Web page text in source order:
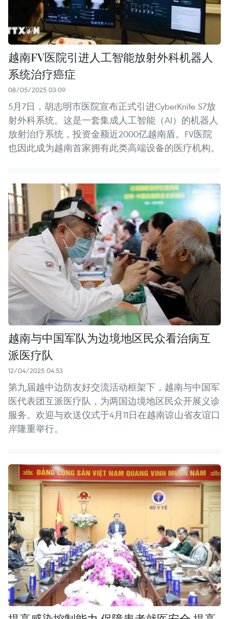
越南FV医院引进人工智能放射外科机器人
系统治疗癌症
08/05/2025 03:09
5月7日，胡志明市医院宣布正式引进CyberKnife S7放
射外科系统。这是一套集成人工智能（AI）的机器人
放射治疗系统，投资金额近2000亿越南盾。FV医院
也因此成为越南首家拥有此类高端设备的医疗机构。
越南与中国军队为边境地区民众看治病互
派医疗队
12/04/2025 04:53
第九届越中边防友好交流活动框架下，越南与中国军
医代表团互派医疗队，为两国边境地区民众开展义诊
服务。欢迎与欢送仪式于4月11日在越南谅山省友谊口
岸隆重举行。